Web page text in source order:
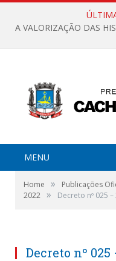
MENU
Home » Publicações
2022 » Decreto nº 025 –
Decreto nº 025